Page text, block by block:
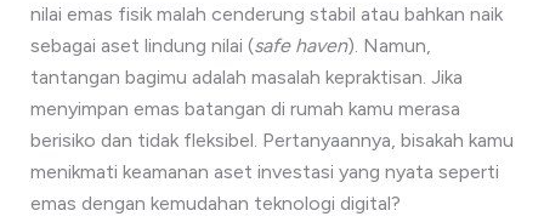
nilai emas fisik malah cenderung stabil atau bahkan naik
sebagai aset lindung nilai (safe haven). Namun,
tantangan bagimu adalah masalah kepraktisan. Jika
menyimpan emas batangan di rumah kamu merasa
berisiko dan tidak fleksibel. Pertanyaannya, bisakah kamu
menikmati keamanan aset investasi yang nyata seperti
emas dengan kemudahan teknologi digital?